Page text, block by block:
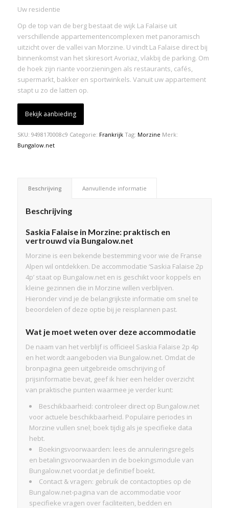
Uw residentie
Op de top van de berg bestaat de wijk La Falaise uit
verschillende appartementencomplexen met panoramisch
uitzicht over de vallei van Morzine. U vindt La Falaise direct bij
binnenkomst van het skiresort Avoriaz, vlakbij de parking. Om
de hoek zijn riante voorzieningen als restaurants, cafés,
supermarkt, bakker en sportwinkels. Vanuit uw appartement
stapt u zo de latten op.
Bekijk aanbieding
SKU: 9498170008c9 Categorie: Frankrijk Tag: Morzine Merk:
Bungalow.net
Beschrijving Aanvullende informatie
Beschrijving
Saskia Falaise in Morzine: praktisch en
vertrouwd via Bungalow.net
Morzine is een bekende bestemming voor wie de Franse
Alpen wil ontdekken. De accommodatie ‘Saskia Falaise 2p
4p’ staat op Bungalow.net en is geschikt voor koppels en
kleine gezinnen die in Morzine willen verblijven.
Hieronder vind je de belangrijkste informatie om snel te
beoordelen of deze optie bij je reisplannen past.
Wat je moet weten over deze accommodatie
De naam van het verblijf is officieel Saskia Falaise 2p 4p
en het wordt aangeboden via Bungalow.net. Omdat de
bronpagina geen uitgebreide omschrijving of
prijsinformatie bevat, geef ik hier een helder overzicht
van praktische punten waarmee je verder kunt:
Beschikbaarheid: controleer direct op Bungalow.net
voor actuele beschikbaarheid. Populaire periodes in
Morzine vullen snel; boek tijdig als je specifieke data
hebt.
Boekingsvoorwaarden: lees de annuleringsregels
en betalingsvoorwaarden in de boekingsmodule van
Bungalow.net voordat je definitief boekt.
Contact & vragen: gebruik de contactopties op de
Bungalow.net-pagina van de accommodatie voor
specifieke vragen over faciliteiten, bedden en